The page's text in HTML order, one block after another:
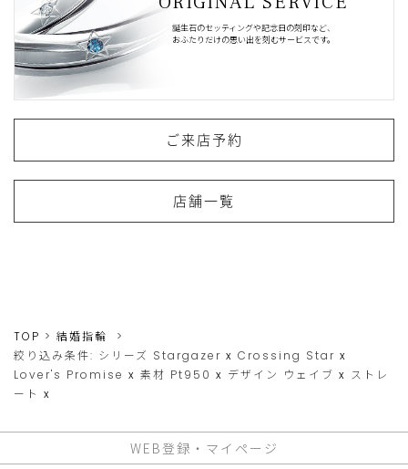
誕生石のセッティングや記念日の刻印など、
おふたりだけの思い出を刻むサービスです。
ご来店予約
店舗一覧
TOP
結婚指輪
絞り込み条件: シリーズ Stargazer x Crossing Star x
Lover's Promise x 素材 Pt950 x デザイン ウェイブ x ストレ
ート x
WEB登録・マイページ